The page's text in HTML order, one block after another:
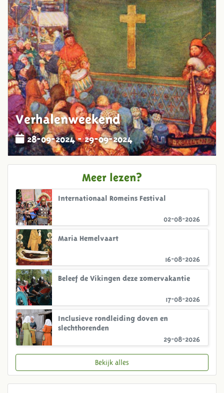
Verhalenweekend
28-09-2024 - 29-09-2024
Meer lezen?
02-08-2026
Internationaal Romeins Festival
16-08-2026
Maria Hemelvaart
17-08-2026
Beleef de Vikingen deze zomervakantie
29-08-2026
Inclusieve rondleiding doven en
slechthorenden
Bekijk alles